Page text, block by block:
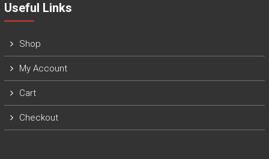
Useful Links
Shop
My Account
Cart
Checkout